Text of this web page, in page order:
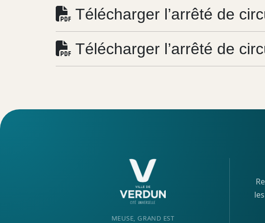
Télécharger l’arrêté de
Télécharger l’arrêté de
MEUSE, GRAND EST